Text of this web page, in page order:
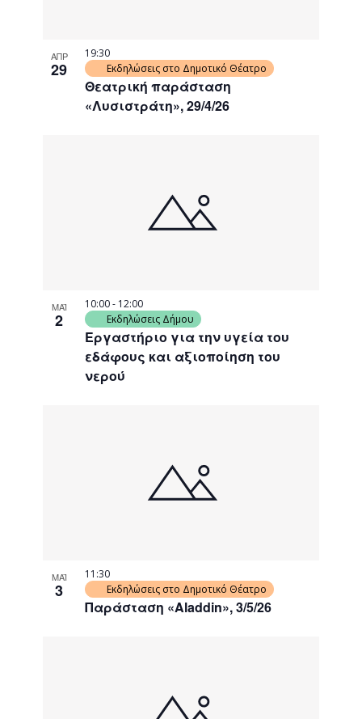
ΑΠΡ
29
Θεατρική παράσταση
«Λυσιστράτη», 29/4/26
19:30
Εκδηλώσεις στο Δημοτικό Θέατρο
ΜΑΪ
2
Εργαστήριο για την υγεία του
εδάφους και αξιοποίηση του
νερού
10:00- 12:00
Εκδηλώσεις Δήμου
ΜΑΪ
3
Παράσταση «Aladdin», 3/5/26
11:30
Εκδηλώσεις στο Δημοτικό Θέατρο